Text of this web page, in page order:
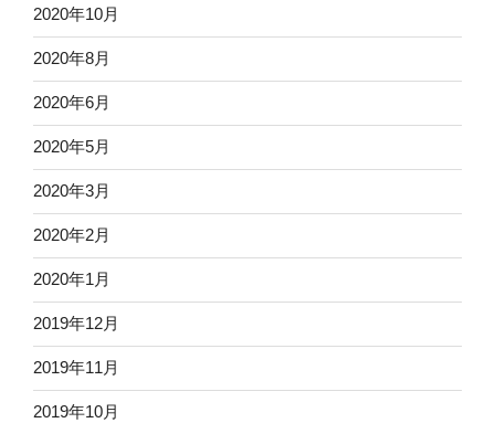
2020年10月
2020年8月
2020年6月
2020年5月
2020年3月
2020年2月
2020年1月
2019年12月
2019年11月
2019年10月